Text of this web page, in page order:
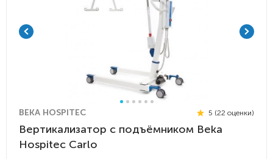
BEKA HOSPITEC 5 (22 оценки)
Вертикализатор с подъёмником Beka
Hospitec Carlo